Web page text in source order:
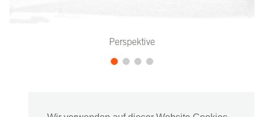
Perspektive